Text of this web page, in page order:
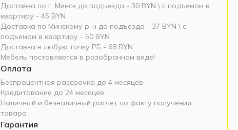
Доставка по г. Минск до подъезда - 30 BYN \ c подъемом в
квартиру - 45 BYN
Доставка по Минскому р-н до подъезда - 37 BYN \ c
подъемом в квартиру - 50 BYN
Доставка в любую точку РБ - 68 BYN
Мебель поставляется в разобранном виде!
Оплата
Беспроцентная рассрочка до 4 месяцев
Кредитование до 24 месяцев
Наличный и безналичный расчет по факту получения
товара
Гарантия